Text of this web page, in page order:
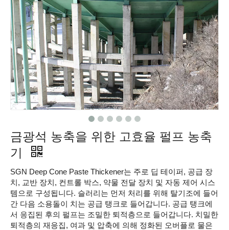
금광석 농축을 위한 고효율 펄프 농축
기
SGN Deep Cone Paste Thickener는 주로 딥 테이퍼, 공급 장
치, 교반 장치, 컨트롤 박스, 약물 전달 장치 및 자동 제어 시스
템으로 구성됩니다. 슬러리는 먼저 처리를 위해 탈기조에 들어
간 다음 소용돌이 치는 공급 탱크로 들어갑니다. 공급 탱크에
서 응집된 후의 펄프는 조밀한 퇴적층으로 들어갑니다. 치밀한
퇴적층의 재응집, 여과 및 압축에 의해 정화된 오버플로 물은